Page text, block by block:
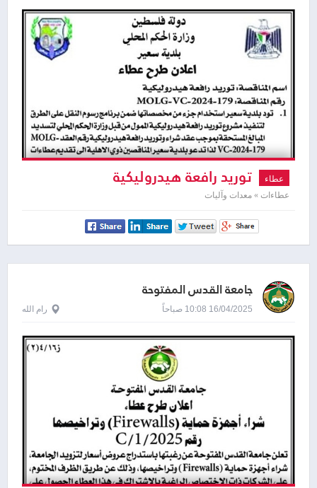
عطاء توريد رافعة هيدروليكية
عطاءات » معدات وآليات
جامعة القدس المفتوحة
16/04/2025 10:08 صباحاً رام الله